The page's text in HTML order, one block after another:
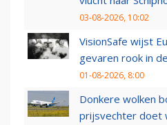
03-08-2026, 10:02
VisionSafe wijst
gevaren rook in
01-08-2026, 8:00
Donkere wolken
prijsvechter doet